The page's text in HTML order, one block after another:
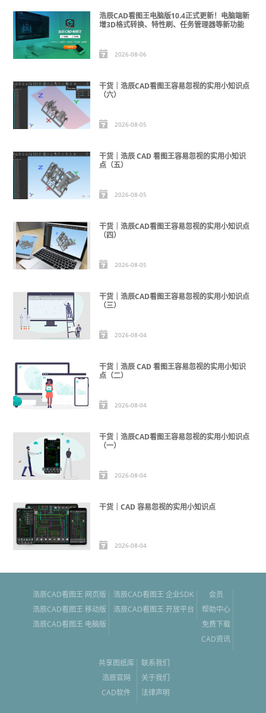
浩辰CAD看图王电脑版10.4正式更新！电脑端新
增3D格式转换、特性刷、任务管理器等新功能
2026-08-06
干货｜浩辰CAD看图王容易忽视的实用小知识点
（六）
2026-08-05
干货｜浩辰 CAD 看图王容易忽视的实用小知识
点（五）
2026-08-05
干货｜浩辰CAD看图王容易忽视的实用小知识点
（四）
2026-08-05
干货｜浩辰CAD看图王容易忽视的实用小知识点
（三）
2026-08-04
干货｜浩辰 CAD 看图王容易忽视的实用小知识
点（二）
2026-08-04
干货｜浩辰CAD看图王容易忽视的实用小知识点
（一）
2026-08-04
干货｜CAD 容易忽视的实用小知识点
2026-08-04
浩辰CAD看图王 网页版
浩辰CAD看图王 移动版
浩辰CAD看图王 电脑版
浩辰CAD看图王 企业SDK
浩辰CAD看图王 开放平台
会员
帮助中心
免费下载
CAD资讯
共享图纸库
浩辰官网
CAD软件
联系我们
关于我们
法律声明